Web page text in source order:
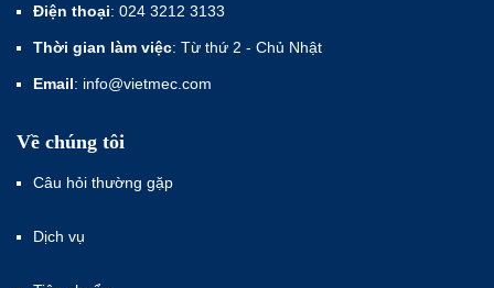
Điện thoại: 024 3212 3133
Thời gian làm việc: Từ thứ 2 - Chủ Nhật
Email: info@vietmec.com
Về chúng tôi
Câu hỏi thường gặp
Dịch vụ